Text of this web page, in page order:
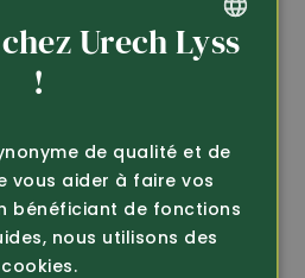
Article 296424
GERMAN
Urech Lyss
!
de qualité et de
vous aider à faire vos
bénéficiant de fonctions
nous utilisons des
cookies.